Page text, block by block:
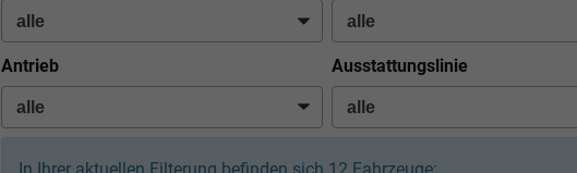
Antrieb Ausstattungslinie